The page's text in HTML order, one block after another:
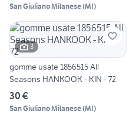
San Giuliano Milanese(MI)
3
gomme usate 1856515 All
Seasons HANKOOK - KIN - 72
30 €
San Giuliano Milanese(MI)